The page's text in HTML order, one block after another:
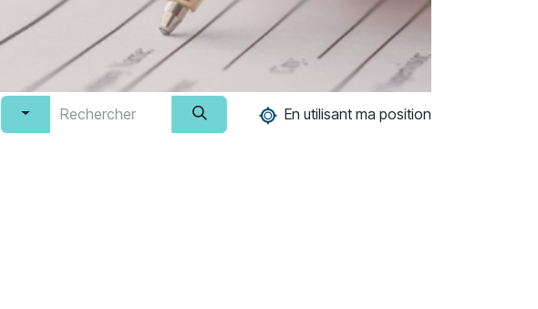
En utilisant ma position